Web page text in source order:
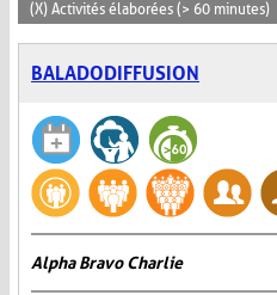
(X) Activités élaborées (> 60 minutes)
BALADODIFFUSION
Alpha Bravo Charlie